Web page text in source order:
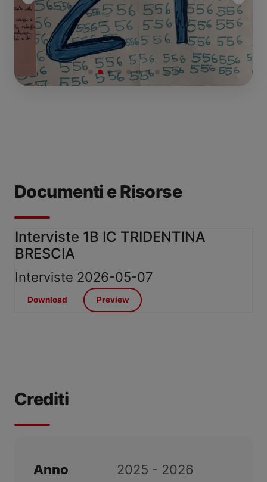
Documenti e Risorse
Interviste 1B IC TRIDENTINA
BRESCIA
Interviste 2026-05-07
Download Preview
Crediti
Anno
2025 - 2026